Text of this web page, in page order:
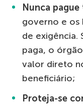
Nunca
governo e os
de exigência.
paga, o
valor direto
beneficiário;
Proteja-se